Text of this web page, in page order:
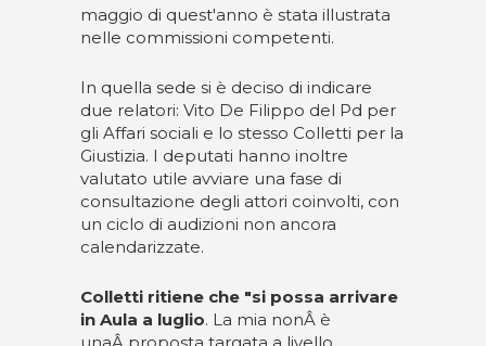
maggio di quest'anno è stata illustrata
nelle commissioni competenti.
In quella sede si è deciso di indicare
due relatori: Vito De Filippo del Pd per
gli Affari sociali e lo stesso Colletti per la
Giustizia. I deputati hanno inoltre
valutato utile avviare una fase di
consultazione degli attori coinvolti, con
un ciclo di audizioni non ancora
calendarizzate.
Colletti ritiene che "si possa arrivare
in Aula a luglio. La mia nonÂ è